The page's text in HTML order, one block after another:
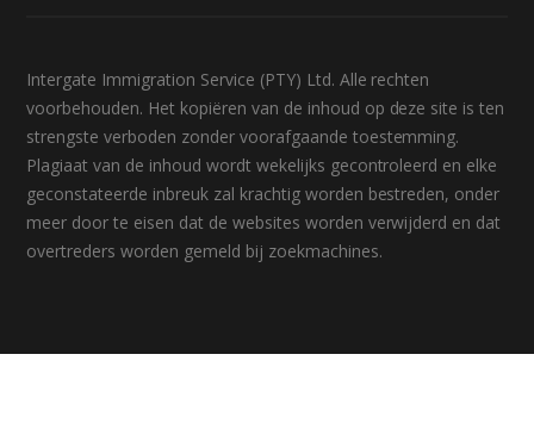
Intergate Immigration Service (PTY) Ltd. Alle rechten
voorbehouden. Het kopiëren van de inhoud op deze site is ten
strengste verboden zonder voorafgaande toestemming.
Plagiaat van de inhoud wordt wekelijks gecontroleerd en elke
geconstateerde inbreuk zal krachtig worden bestreden, onder
meer door te eisen dat de websites worden verwijderd en dat
overtreders worden gemeld bij zoekmachines.